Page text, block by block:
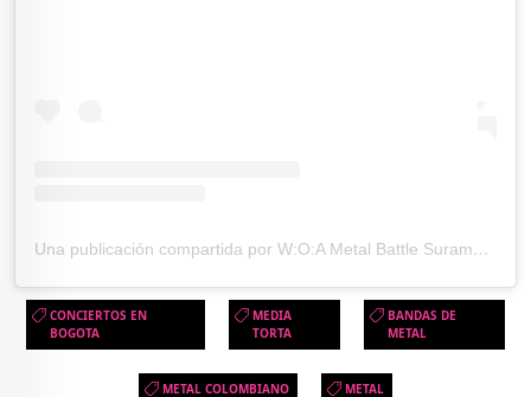
Una publicación compartida por W:O:A Metal Battle Suramérica (@metalbattlesuramerica)
CONCIERTOS EN
BOGOTA
MEDIA
TORTA
BANDAS DE
METAL
METAL COLOMBIANO METAL